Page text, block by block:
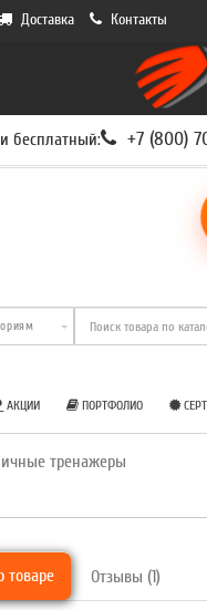
Доставка Контакты
бесплатный: +7 (800)
АКЦИИ ПОРТФОЛИО
тренажеры
товаре Отзывы (1)